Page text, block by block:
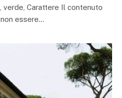
Carattere Il contenuto
essere…